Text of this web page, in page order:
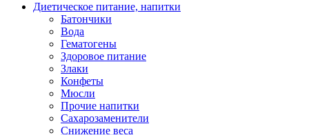
Диетическое питание, напитки
Батончики
Вода
Гематогены
Здоровое питание
Злаки
Конфеты
Мюсли
Прочие напитки
Сахарозаменители
Снижение веса